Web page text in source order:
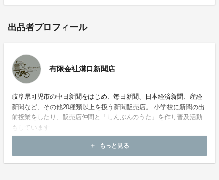
出品者プロフィール
有限会社溝口新聞店
岐阜県可児市の中日新聞をはじめ、毎日新聞、日本経済新聞、産経
新聞など、その他20種類以上を扱う新聞販売店。 小学校に新聞の出
前授業をしたり、販売店仲間と「しんぶんのうた」を作り普及活動
もしています
add もっと見る